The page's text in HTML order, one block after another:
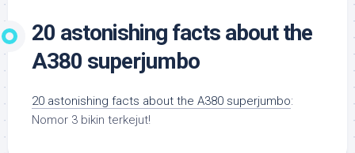
20 astonishing facts about the
A380 superjumbo
20 astonishing facts about the A380 superjumbo:
Nomor 3 bikin terkejut!